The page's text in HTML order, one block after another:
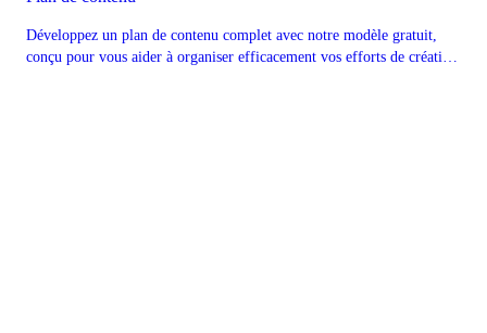
Développez un plan de contenu complet avec notre modèle gratuit,
conçu pour vous aider à organiser efficacement vos efforts de création